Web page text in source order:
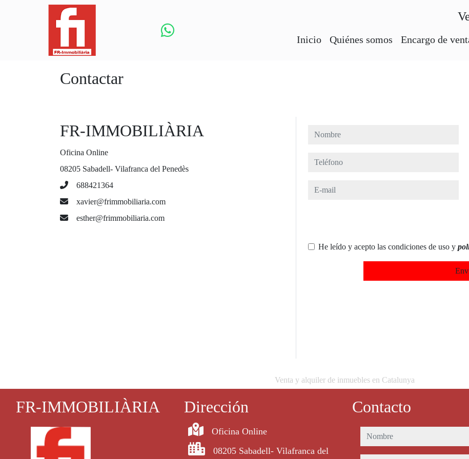
Inicio Quiénes somos Encargo de
Contactar
FR-IMMOBILIÀRIA
Oficina Online
08205 Sabadell- Vilafranca del Penedès
688421364
xavier@frimmobiliaria.com
esther@frimmobiliaria.com
Nombre
Teléfono
E-mail
He leído y acepto las condiciones de uso y
Venta y alquiler de inmuebles en Catalunya
FR-IMMOBILIÀRIA Dirección
Oficina Online
08205 Sabadell- Vilafranca del
Contacto
nombre